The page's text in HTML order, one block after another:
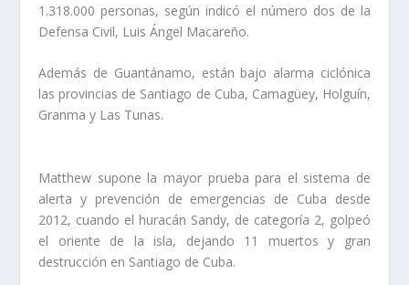
1.318.000 personas, según indicó el número dos de la
Defensa Civil, Luis Ángel Macareño.
Además de Guantánamo, están bajo alarma ciclónica
las provincias de Santiago de Cuba, Camagüey, Holguín,
Granma y Las Tunas.
Matthew supone la mayor prueba para el sistema de
alerta y prevención de emergencias de Cuba desde
2012, cuando el huracán Sandy, de categoría 2, golpeó
el oriente de la isla, dejando 11 muertos y gran
destrucción en Santiago de Cuba.